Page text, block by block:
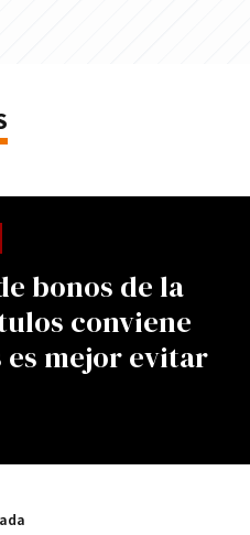
bonos de la
conviene
mejor evitar